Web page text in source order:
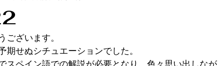
ございます。
期せぬシチュエーションでした。
スペイン語での解説が必要となり、色々思い出しな